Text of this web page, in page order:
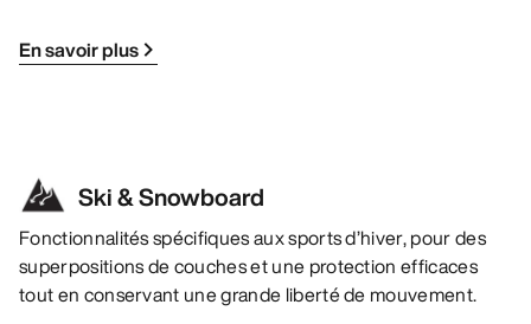
En savoir plus
Ski & Snowboard
Fonctionnalités spécifiques aux sports d’hiver, pour des
superpositions de couches et une protection efficaces
tout en conservant une grande liberté de mouvement.